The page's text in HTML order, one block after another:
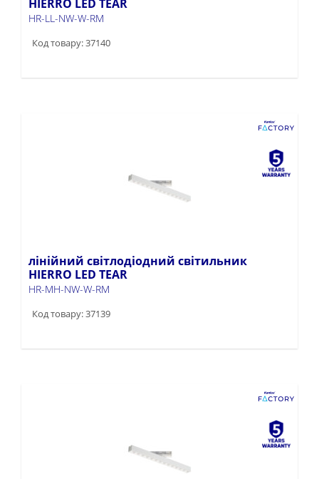
HIERRO LED TEAR
HR-LL-NW-W-RM
Код товару: 37140
лінійний світлодіодний світильник
HIERRO LED TEAR
HR-MH-NW-W-RM
Код товару: 37139